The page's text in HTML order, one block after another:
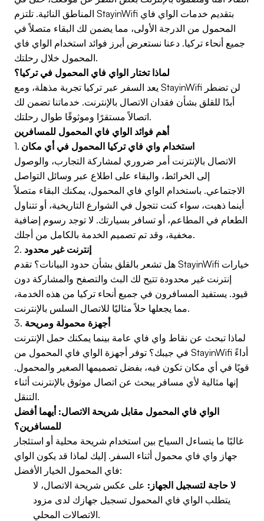
المناطق النائية. تلتزم StayinWifi بتقديم خدمات الواي فاي
المحمول من الدرجة الأولى، مما يضمن لك البقاء متصلاً في
جميع أنحاء تركيا. دعنا نستعرض أبرز فوائد استخدام الواي فاي
المحمول خلال رحلتك.
لماذا تختار الواي فاي المحمول في تركيا؟
يعد السفر عبر تركيا تجربة مذهلة، ومع StayinWifi لن تضطر
أبدًا للقلق بشأن فقدان الاتصال بالإنترنت. خدماتنا تضمن لك
اتصالاً مستقرًا وموثوقًا طوال رحلتك.
أهم فوائد الواي فاي المحمول للمسافرين
1. استخدام واي فاي تركيا المحمول في أي مكان
الاتصال بالإنترنت أمر ضروري لمشاركة التجارب، والوصول
إلى الخرائط، والبقاء على اطلاع عبر وسائل التواصل
الاجتماعي. باستخدام الواي فاي المحمول، يمكنك البقاء متصلاً
أينما ذهبت، سواء كنت تتجول في الشوارع التاريخية، أو تتناول
الطعام في المطاعم، أو تسافر بسيارتك. لا توجد رسوم إضافية
مخفية، وقد تم تصميم الخدمة بالكامل من أجلك.
2. إنترنت غير محدود
هل تشعر بالقلق بشأن حدود البيانات؟ تقدم StayinWifi خيارات
إنترنت غير محدودة تتيح لك البث والتصفح والمشاركة دون
قيود. يستفيد المسافرون في جميع أنحاء تركيا من هذه الخدمة،
مما يجعلها حلاً مثاليًا للاتصال السلس بالإنترنت.
3. أجهزة محمولة ومريحة
لماذا تبحث عن نقاط واي فاي عامة بينما يمكنك حمل الإنترنت
في جيبك؟ توفر أجهزة الواي فاي المحمول من StayinWifi أداءً
قويًا في أي مكان تكون فيه، بفضل تصميمها الصغير والمحمول.
إنها مثالية لأي مسافر يبحث عن اتصال موثوق بالإنترنت أثناء
التنقل.
الواي فاي المحمول مقابل شريحة الاتصال: أيهما أفضل
للمسافرين؟
غالبًا ما يتساءل السياح بين استخدام شريحة محلية أو استئجار
جهاز واي فاي محمول أثناء السفر. إليك لماذا قد يكون الواي
فاي المحمول الخيار الأفضل:
لا حاجة لتسجيل الجهاز: على عكس شريحة الاتصال، لا
يتطلب الواي فاي المحمول تسجيل جهازك لدى مزود
الاتصالات المحلي.